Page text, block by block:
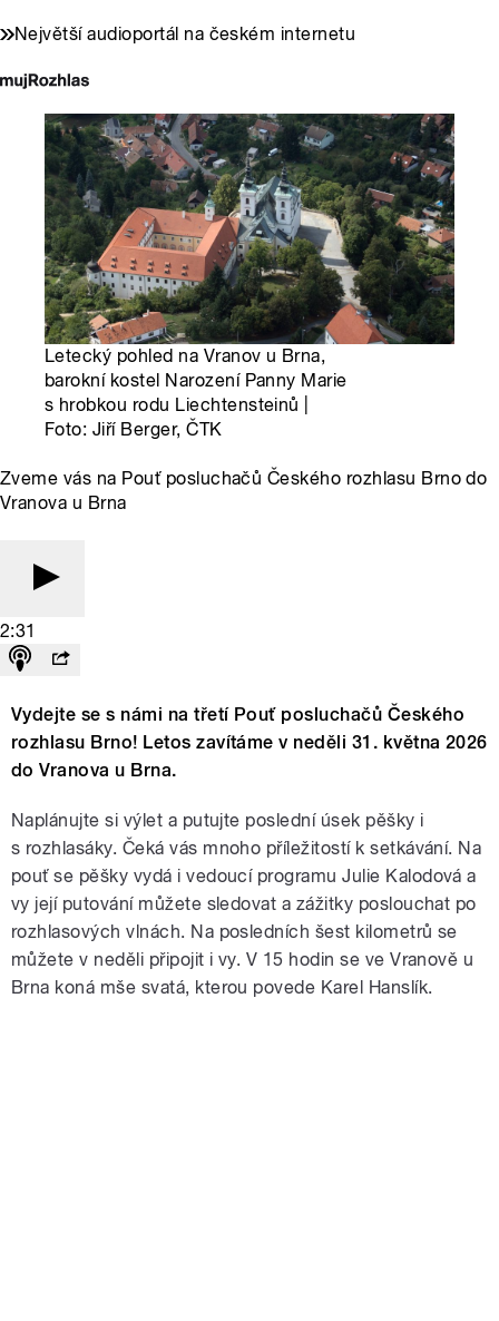
Největší audioportál na českém internetu
Letecký pohled na Vranov u Brna,
barokní kostel Narození Panny Marie
s hrobkou rodu Liechtensteinů |
Foto: Jiří Berger, ČTK
Zveme vás na Pouť posluchačů Českého rozhlasu Brno do
Vranova u Brna
2:31
Vydejte se s námi na třetí Pouť posluchačů Českého
rozhlasu Brno! Letos zavítáme v neděli 31. května 2026
do Vranova u Brna.
Naplánujte si výlet a putujte poslední úsek pěšky i
s rozhlasáky. Čeká vás mnoho příležitostí k setkávání. Na
pouť se pěšky vydá i vedoucí programu Julie Kalodová a
vy její putování můžete sledovat a zážitky poslouchat po
rozhlasových vlnách. Na posledních šest kilometrů se
můžete v neděli připojit i vy. V 15 hodin se ve Vranově u
Brna koná mše svatá, kterou povede Karel Hanslík.